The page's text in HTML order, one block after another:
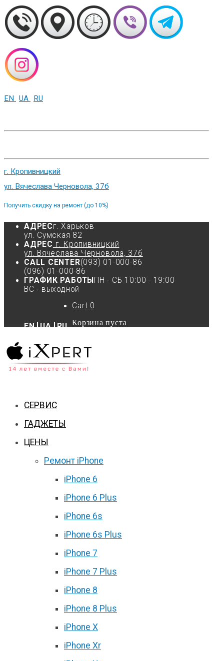
EN UA RU
г. Кропивницкий
ул. Вячеслава Черновола, 37б
Получить скидку на ремонт (до 10%)
АДРЕСг. Харьков
ул. Сумская 82
АДРЕС г. Кропивницкий
ул. Вячеслава Черновола, 37б
CALL CENTER(093) 01-000-86
(096) 01-000-86
ГРАФИК РАБОТЫ ПН - СБ 10:00 - 19:00
ВС - выходной
EN UA RU
Cart 0
Корзина пуста
СЕРВИС
ГАДЖЕТЫ
ЦЕНЫ
Ремонт iPhone
iPhone 6
iPhone 6 Plus
iPhone 6s
iPhone 6s Plus
iPhone 7
iPhone 7 Plus
iPhone 8
iPhone 8 Plus
iPhone X
iPhone Xr